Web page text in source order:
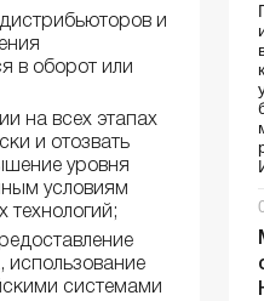
и
в оборот или
на всех этапах
и отозвать
уровня
условиям
технологий;
использование
системами